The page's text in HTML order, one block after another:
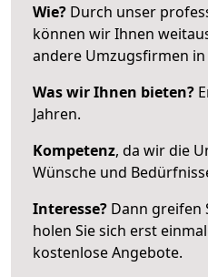
Wie? Durch unser
können wir Ihnen
andere Umzugsfirmen in
Was wir Ihnen bieten?
Jahren.
Kompetenz, da wir die
Wünsche und
Interesse? Dann greifen
holen Sie sich erst
kostenlose Angebote.